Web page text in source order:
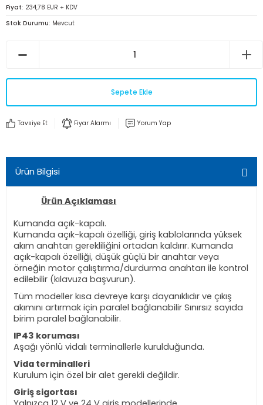
Fiyat 234,78 EUR + KDV
Stok Durumu Mevcut
Sepete Ekle
Tavsiye Et Fiyar Alarmı Yorum Yap
Ürün Bilgisi
Ürün Açıklaması
Kumanda açık-kapalı.
Kumanda açık-kapalı özelliği, giriş kablolarında yüksek
akım anahtarı gerekliliğini ortadan kaldırır. Kumanda
açık-kapalı özelliği, düşük güçlü bir anahtar veya
örneğin motor çalıştırma/durdurma anahtarı ile kontrol
edilebilir (kılavuza başvurun).
Tüm modeller kısa devreye karşı dayanıklıdır ve çıkış
akımını artırmak için paralel bağlanabilir Sınırsız sayıda
birim paralel bağlanabilir.
IP43 koruması
Aşağı yönlü vidalı terminallerle kurulduğunda.
Vida terminalleri
Kurulum için özel bir alet gerekli değildir.
Giriş sigortası